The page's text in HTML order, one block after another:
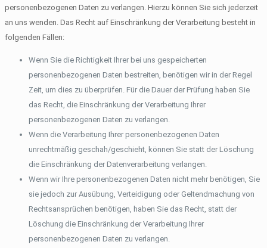
personenbezogenen Daten zu verlangen. Hierzu können Sie sich jederzeit
an uns wenden. Das Recht auf Einschränkung der Verarbeitung besteht in
folgenden Fällen:
Wenn Sie die Richtigkeit Ihrer bei uns gespeicherten
personenbezogenen Daten bestreiten, benötigen wir in der Regel
Zeit, um dies zu überprüfen. Für die Dauer der Prüfung haben Sie
das Recht, die Einschränkung der Verarbeitung Ihrer
personenbezogenen Daten zu verlangen.
Wenn die Verarbeitung Ihrer personenbezogenen Daten
unrechtmäßig geschah/geschieht, können Sie statt der Löschung
die Einschränkung der Datenverarbeitung verlangen.
Wenn wir Ihre personenbezogenen Daten nicht mehr benötigen, Sie
sie jedoch zur Ausübung, Verteidigung oder Geltendmachung von
Rechtsansprüchen benötigen, haben Sie das Recht, statt der
Löschung die Einschränkung der Verarbeitung Ihrer
personenbezogenen Daten zu verlangen.